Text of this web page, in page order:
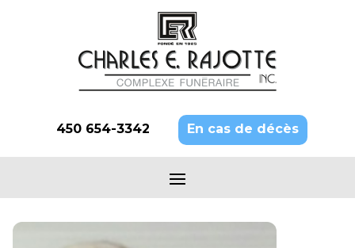
450 654-3342 En cas de décès